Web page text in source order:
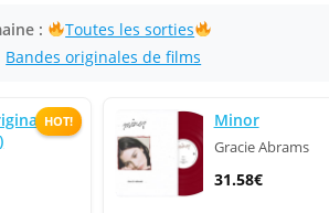
:
Toutes les sorties
Bandes originales de films
HOT! Minor
Gracie Abrams
31.58€